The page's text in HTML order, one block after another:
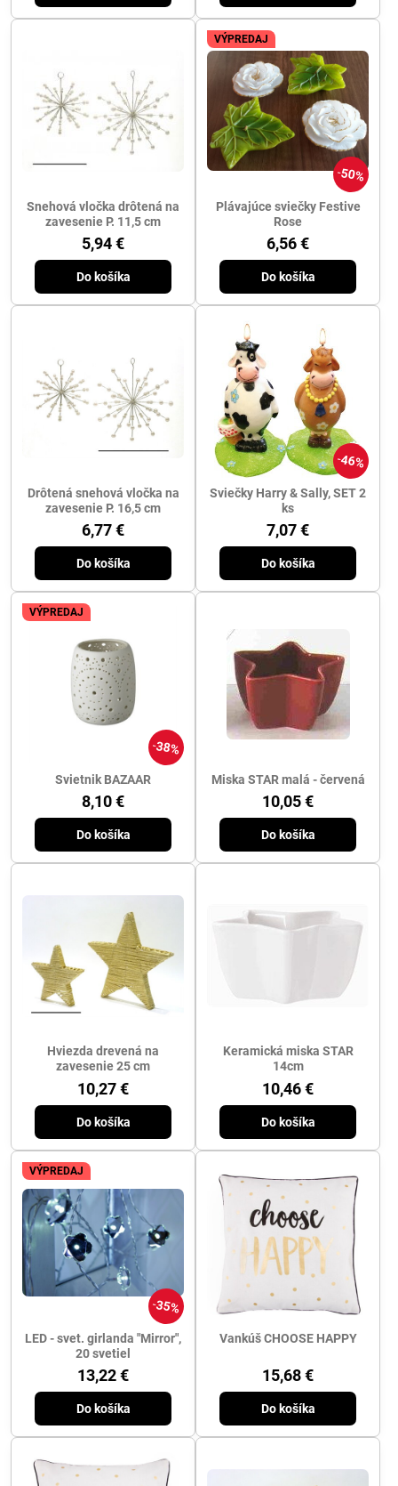
Snehová vločka drôtená na
zavesenie P. 11,5 cm
5,94 €
Do košíka
50%
VÝPREDAJ
Plávajúce sviečky Festive
Rose
6,56 €
Do košíka
Drôtená snehová vločka na
zavesenie P. 16,5 cm
6,77 €
Do košíka
46%
Sviečky Harry & Sally, SET 2
ks
7,07 €
Do košíka
38%
VÝPREDAJ
Svietnik BAZAAR
8,10 €
Do košíka
Miska STAR malá - červená
10,05 €
Do košíka
Hviezda drevená na
zavesenie 25 cm
10,27 €
Do košíka
Keramická miska STAR
14cm
10,46 €
Do košíka
35%
VÝPREDAJ
LED - svet. girlanda "Mirror",
20 svetiel
13,22 €
Do košíka
Vankúš CHOOSE HAPPY
15,68 €
Do košíka